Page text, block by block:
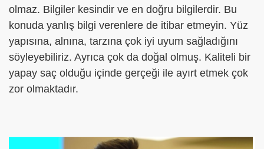
olmaz. Bilgiler kesindir ve en doğru bilgilerdir. Bu
konuda yanlış bilgi verenlere de itibar etmeyin. Yüz
yapısına, alnına, tarzına çok iyi uyum sağladığını
söyleyebiliriz. Ayrıca çok da doğal olmuş. Kaliteli bir
yapay saç olduğu içinde gerçeği ile ayırt etmek çok
zor olmaktadır.